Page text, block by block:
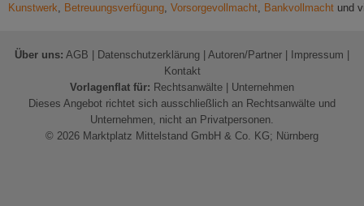
Kunstwerk, Betreuungsverfügung, Vorsorgevollmacht, Bankvollmacht und
Über uns: AGB Datenschutzerklärung Autoren/Partner Impressum
Kontakt
Vorlagenflat für: Rechtsanwälte
Unternehmen
Dieses Angebot richtet sich ausschließlich an Rechtsanwälte und
Unternehmen, nicht an Privatpersonen.
© 2026 Marktplatz Mittelstand GmbH & Co. KG; Nürnberg